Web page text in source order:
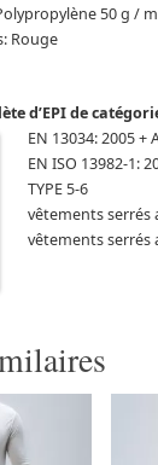
50 g /
Rouge
d’EPI de
EN 13034: 2005 +
EN ISO 13982-1:
TYPE 5-6
vêtements serrés
vêtements serrés